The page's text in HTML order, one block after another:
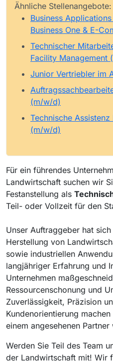
Ähnliche Stellenangebote:
Business
Business One & E-
Technischer
Facility Management
Junior Vertriebler im
(m/w/d)
Technische
(m/w/d)
Für ein führendes
Landwirtschaft suchen wir
Festanstellung als
Teil- oder Vollzeit für den
Unser Auftraggeber hat
Herstellung von
sowie industriellen
langjähriger Erfahrung und
Unternehmen
Ressourcenschonung und
Zuverlässigkeit, Präzision
Kundenorientierung
einem angesehenen
Werden Sie Teil des Team
der Landwirtschaft mit! Wir